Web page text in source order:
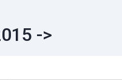
->